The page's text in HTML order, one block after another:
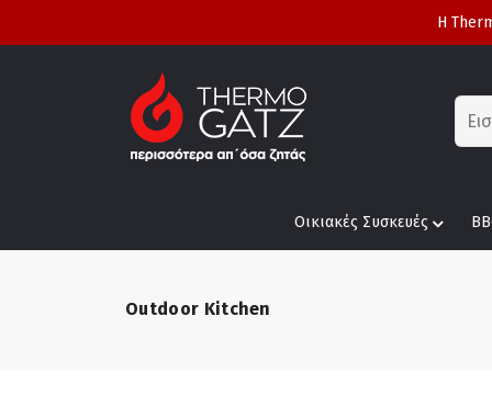
Η
Οικιακές Συσκευές
Outdoor Kitchen